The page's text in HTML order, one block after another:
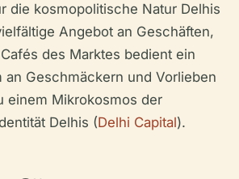
die kosmopolitische Natur Delhis
Angebot an Geschäften,
des Marktes bedient ein
an Geschmäckern und Vorlieben
einem Mikrokosmos der
Delhis (Delhi Capital).